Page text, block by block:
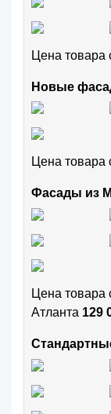
Цена
Новые
Цена
Фасады из
Цена товара
Атланта 129